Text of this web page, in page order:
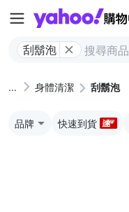
刮鬍泡
身體清潔 刮鬍泡
品牌 快速到貨